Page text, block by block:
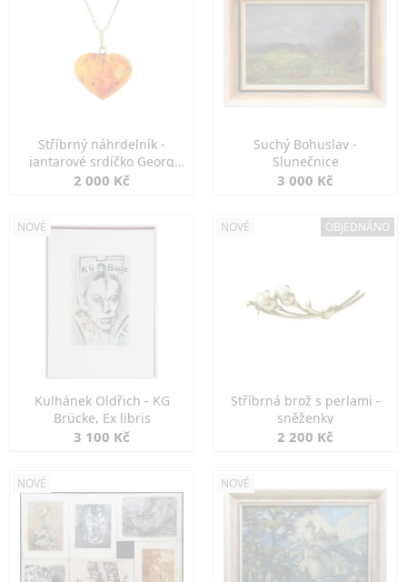
Stříbrný náhrdelník -
jantarové srdíčko Georg
Kramer
2 000 Kč
Suchý Bohuslav -
Slunečnice
3 000 Kč
NOVÉ
Kulhánek Oldřich - KG
Brücke, Ex libris
3 100 Kč
NOVÉ OBJEDNÁNO
Stříbrná brož s perlami -
sněženky
2 200 Kč
NOVÉ NOVÉ